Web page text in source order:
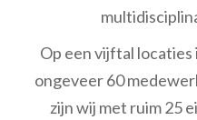
Op een vijftal locaties
ongeveer 60
zijn wij met ruim 25